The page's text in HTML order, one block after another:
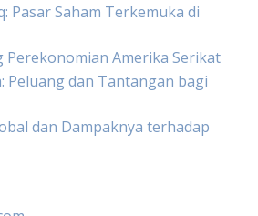
Pasar Saham Terkemuka di
Perekonomian Amerika Serikat
Peluang dan Tantangan bagi
dan Dampaknya terhadap